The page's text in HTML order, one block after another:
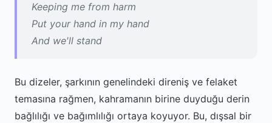
Keeping me from harm
Put your hand in my hand
And we'll stand
Bu dizeler, şarkının genelindeki direniş ve felaket
temasına rağmen, kahramanın birine duyduğu derin
bağlılığı ve bağımlılığı ortaya koyuyor. Bu, dışsal bir